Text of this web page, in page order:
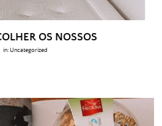
OS NOSSOS
in: Uncategorized